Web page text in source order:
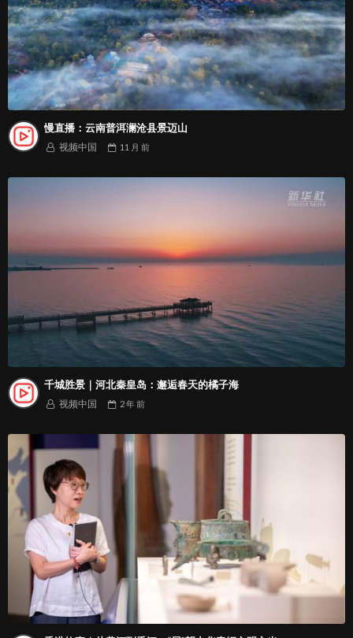
慢直播：云南普洱澜沧县景迈山
视频中国 11 月 前
千城胜景｜河北秦皇岛：邂逅春天的橘子海
视频中国 2 年前